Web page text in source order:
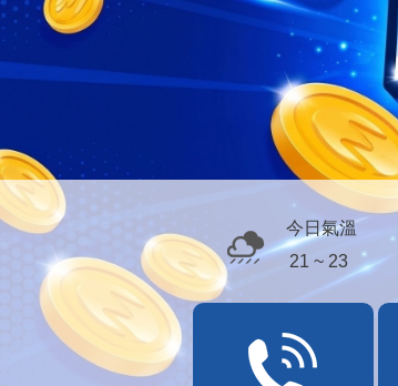
今日氣溫
21 ~ 23